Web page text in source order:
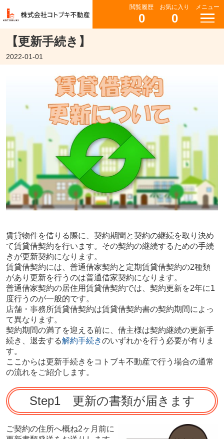
閲覧履歴
0
お気に入り
0
メニュー
【更新手続き】
2022-01-01
賃貸物件を借りる際に、契約期間と契約の継続を取り決め
て賃貸借契約を行います。その契約の継続するための手続
きが更新契約になります。
賃貸借契約には、普通借家契約と定期賃貸借契約の2種類
があり更新を行うのは普通借家契約になります。
普通借家契約の居住用賃貸借契約では、契約更新を2年に1
度行うのが一般的です。
店舗・事務所賃貸借契約は賃貸借契約書の契約期間によっ
て異なります。
契約期間の満了を迎える前に、借主様は契約継続の更新手
続き、退去する解約手続きのいずれかを行う必要が有りま
す。
ここからは更新手続きをコトブキ不動産で行う場合の通常
の流れをご紹介します。
Step1 更新の書類が届きます
ご契約の住所へ概ね2ヶ月前に